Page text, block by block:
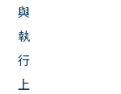
與
執
行
上